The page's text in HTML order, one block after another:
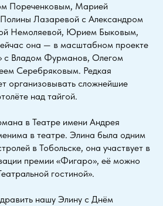
Пореченковым, Марией
Лазаревой с Александром
Немоляевой, Юрием Быковым,
она — в масштабном проекте
с Владом Фурманов, Олегом
Серебряковым. Редкая
организовывать сложнейшие
над тайгой.
в Театре имени Андрея
в театре. Элина была одним
в Тобольске, она участвует в
премии «Фигаро», её можно
гостиной».
нашу Элину с Днём